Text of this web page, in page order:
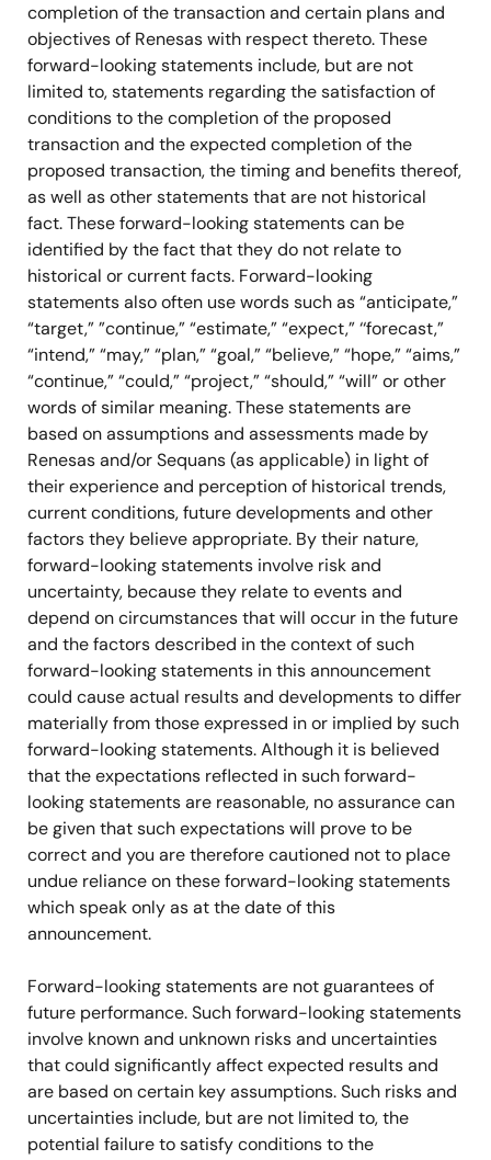
completion of the transaction and certain plans and
objectives of Renesas with respect thereto. These
forward-looking statements include, but are not
limited to, statements regarding the satisfaction of
conditions to the completion of the proposed
transaction and the expected completion of the
proposed transaction, the timing and benefits thereof,
as well as other statements that are not historical
fact. These forward-looking statements can be
identified by the fact that they do not relate to
historical or current facts. Forward-looking
statements also often use words such as “anticipate,”
“target,” ”continue,” “estimate,” “expect,” ‘‘forecast,”
“intend,” “may,” “plan,” “goal,” “believe,” “hope,” “aims,”
“continue,” “could,” “project,” “should,” “will” or other
words of similar meaning. These statements are
based on assumptions and assessments made by
Renesas and/or Sequans (as applicable) in light of
their experience and perception of historical trends,
current conditions, future developments and other
factors they believe appropriate. By their nature,
forward-looking statements involve risk and
uncertainty, because they relate to events and
depend on circumstances that will occur in the future
and the factors described in the context of such
forward-looking statements in this announcement
could cause actual results and developments to differ
materially from those expressed in or implied by such
forward-looking statements. Although it is believed
that the expectations reflected in such forward-
looking statements are reasonable, no assurance can
be given that such expectations will prove to be
correct and you are therefore cautioned not to place
undue reliance on these forward-looking statements
which speak only as at the date of this
announcement.
Forward-looking statements are not guarantees of
future performance. Such forward-looking statements
involve known and unknown risks and uncertainties
that could significantly affect expected results and
are based on certain key assumptions. Such risks and
uncertainties include, but are not limited to, the
potential failure to satisfy conditions to the